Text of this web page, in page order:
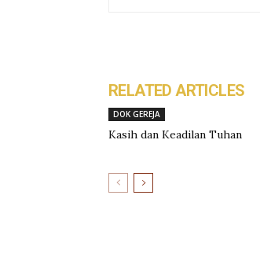
RELATED ARTICLES
DOK GEREJA
Kasih dan Keadilan Tuhan